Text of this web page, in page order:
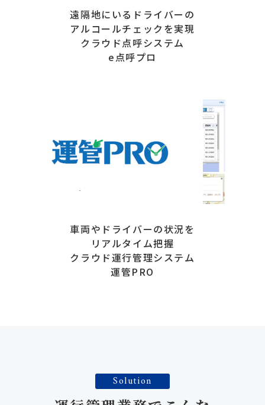
遠隔地にいるドライバーの
アルコールチェックを実現
クラウド点呼システム
e点呼プロ
車両やドライバーの状況を
リアルタイム把握
クラウド運行管理システム
運管PRO
Solution